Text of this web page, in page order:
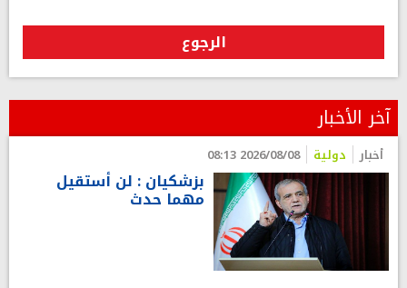
الرجوع
آخر الأخبار
أخبار دولية 2026/08/08 08:13
بزشكيان : لن أستقيل
مهما حدث